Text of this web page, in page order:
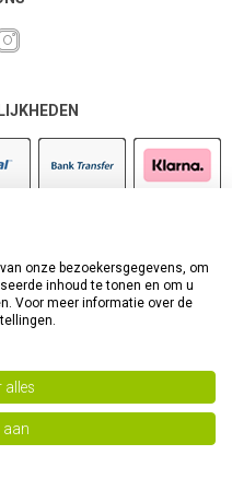
Products. Alle rechten
onze bezoekersgegevens, om
inhoud te tonen en om u
Voor meer informatie over de
alles
aan